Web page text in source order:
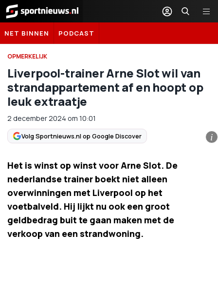
Sportnieuws.nl
NET BINNEN PODCAST
OPMERKELIJK
Liverpool-trainer Arne Slot wil van
strandappartement af en hoopt op
leuk extraatje
2 december 2024 om 10:01
Volg Sportnieuws.nl op Google Discover i
Het is winst op winst voor Arne Slot. De
nederlandse trainer boekt niet alleen
overwinningen met Liverpool op het
voetbalveld. Hij lijkt nu ook een groot
geldbedrag buit te gaan maken met de
verkoop van een strandwoning.